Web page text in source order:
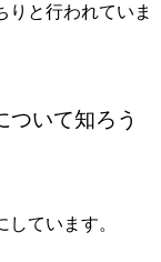
りと行われていま
ついて知ろう
ています。